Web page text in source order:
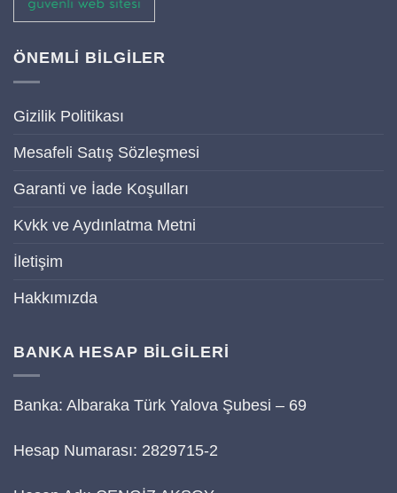
ÖNEMLİ BİLGİLER
Gizilik Politikası
Mesafeli Satış Sözleşmesi
Garanti ve İade Koşulları
Kvkk ve Aydınlatma Metni
İletişim
Hakkımızda
BANKA HESAP BİLGİLERİ
Banka: Albaraka Türk Yalova Şubesi – 69
Hesap Numarası: 2829715-2